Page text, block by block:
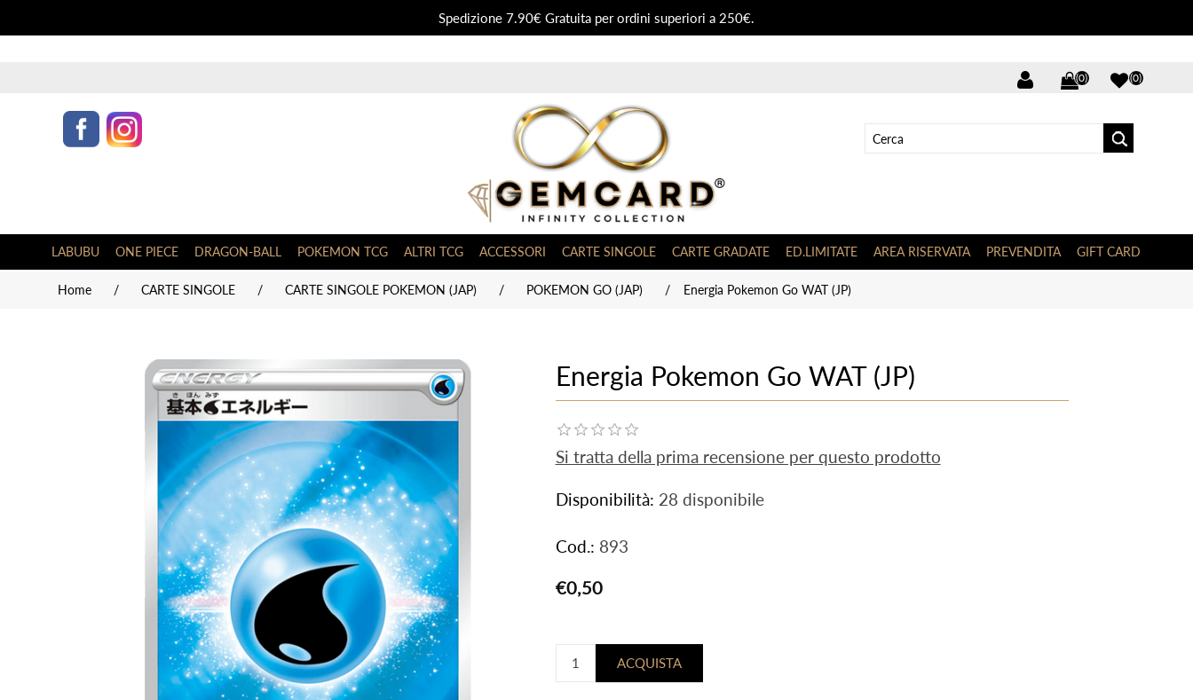
Spedizione 7.90€ Gratuita per ordini superiori a 250€.
(0) (0)
LABUBU ONE PIECE DRAGON-BALL POKEMON TCG ALTRI TCG ACCESSORI CARTE SINGOLE CARTE GRADATE ED.LIMITATE AREA RISERVATA PREVENDITA GIFT CARD
Home / CARTE SINGOLE / CARTE SINGOLE POKEMON (JAP) / POKEMON GO (JAP) / Energia Pokemon Go WAT (JP)
Energia Pokemon Go WAT (JP)
Si tratta della prima recensione per questo prodotto
Disponibilità: 28 disponibile
Cod.: 893
€0,50